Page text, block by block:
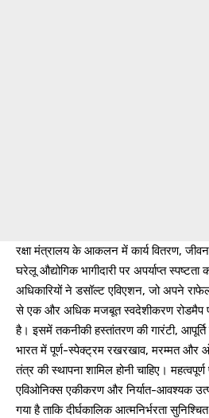
रक्षा मंत्रालय के आकलन में कार्य वितरण,
घरेलू औद्योगिक भागीदारी पर अपर्याप्त
अधिकारियों ने डसॉल्ट एविएशन, जो अपने
से एक और अधिक मजबूत स्वदेशीकरण रोडमैप
है। इसमें तकनीकी हस्तांतरण की गारंटी,
भारत में पूर्ण-स्पेक्ट्रम रखरखाव, मरम्मत और
तंत्र की स्थापना शामिल होनी चाहिए।
एविओनिक्स एकीकरण और निर्यात-आवश्यक
गया है ताकि दीर्घकालिक आत्मनिर्भरता